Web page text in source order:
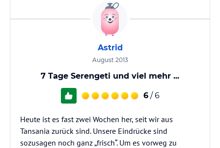
Astrid
August 2013
7 Tage Serengeti und viel mehr ...
6 / 6
Heute ist es fast zwei Wochen her, seit wir aus
Tansania zurück sind. Unsere Eindrücke sind
sozusagen noch ganz „frisch“. Um es vorweg zu